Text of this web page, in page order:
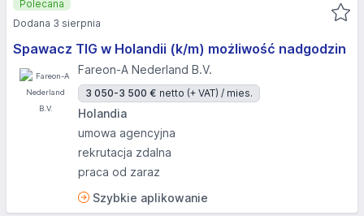
Spawacz TIG w Holandii (k/m) możliwość nadgodzin
Fareon-A Nederland B.V.
3 050-3 500 € netto (+ VAT) / mies.
Holandia
umowa agencyjna
rekrutacja zdalna
praca od zaraz
Szybkie aplikowanie
Polecana
Dodana 3 sierpnia